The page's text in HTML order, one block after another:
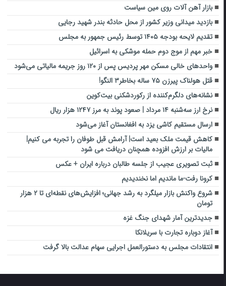
بازار آهن آلات روی مین سیاست
بازدید میدانی وزیر کشور از محل حادثه بندر شهید رجایی
تقدیم لایحه بودجه ۱۴۰۵ توسط رئیس جمهور به مجلس
خبر مهم از موج دوم حمله موشکی به اسرائیل
واحدهای خالی مسکن مهر پردیس پس از ۱۲۰ روز جریمه مالیاتی می‌شود
قتل هولناک پیرزن ۷۵ ساله بخاطر۳ النگو!
نشانه‌های دلگرم‌کننده از رکوردشکنی بیت‌کوین
نرخ ارز سه‌شنبه ۱۴ مرداد | صعود پوند به مرز ۱۲۴۷ هزار ریال
ارسال مستقیم کاشی یزد به افغانستان آغاز می‌شود
کاهش قیمت ملک بعید است| آرامش قبل طوفان را تجربه می کنیم|
مالیات بر ارزش افزوده همچنان دریافت می شود
ثبت تصویری عجیب از جلسه طالبان درباره ایران + عکس
کرونا رفت-ما ماندیم اما نخندیدیم
شروع واکنش بازار میلگرد به رشد جهانی؛ افزایش‌های نقطه‌ای تا ۲ هزار
تومان
جدیدترین آمار شهدای جنگ غزه
آغاز دوباره تجارت با سریلانکا
انتقادات مجلس به دستورالعمل اجرایی سهام عدالت بالا گرفت